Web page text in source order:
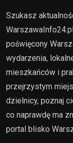
Szukasz
poświęcony
wydarzenia,
mieszkańców i
przejrzystym
dzielnicy, poznaj
co naprawdę ma
portal blisko